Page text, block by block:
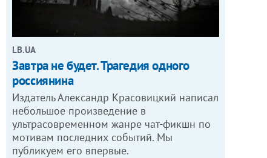
LB.UA
Завтра не будет. Трагедия одного
россиянина
Издатель Александр Красовицкий написал
небольшое произведение в
ультрасовременном жанре чат-фикшн по
мотивам последних событий. Мы
публикуем его впервые.